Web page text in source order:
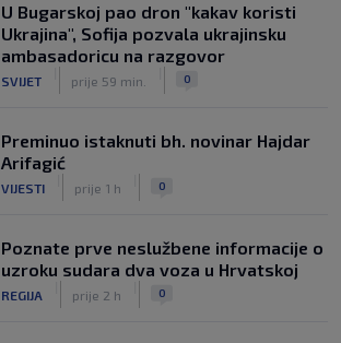
NOGOMET
|
prije 3 h
|
U Bugarskoj pao dron "kakav koristi
Ukrajina", Sofija pozvala ukrajinsku
ambasadoricu na razgovor
SVIJET prije 59 min. 0
Preminuo istaknuti bh. novinar Hajdar
Arifagić
VIJESTI prije 1 h 0
Poznate prve neslužbene informacije o
uzroku sudara dva voza u Hrvatskoj
REGIJA prije 2 h 0